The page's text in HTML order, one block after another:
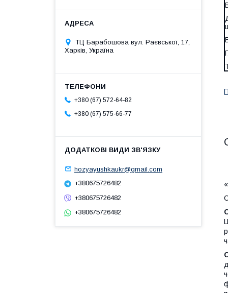
ТЦ Барабошова вул. Раєвської, 17,
Харків, Україна
+380 (67) 572-64-82
+380 (67) 575-66-77
hozyayushkaukr@gmail.com
+380675726482
+380675726482
+380675726482